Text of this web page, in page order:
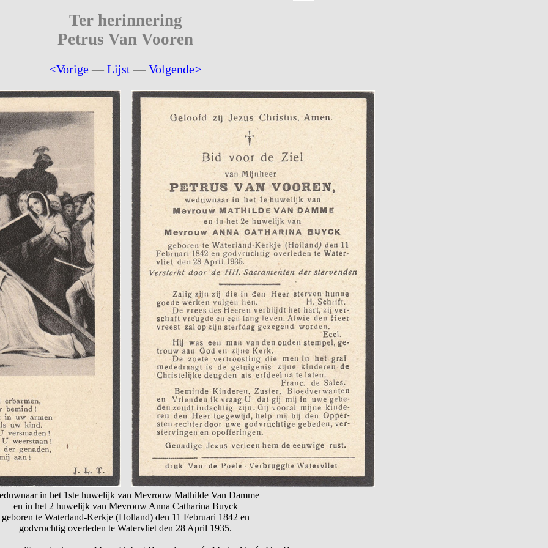
Ter herinnering
Petrus Van Vooren
<Vorige —Lijst —Volgende>
in het 1ste huwelijk van Mevrouw Mathilde Van Damme
en in het 2 huwelijk van Mevrouw Anna Catharina Buyck
geboren te Waterland-Kerkje (Holland) den 11 Februari 1842 en
godvruchtig overleden te Watervliet den 28 April 1935.